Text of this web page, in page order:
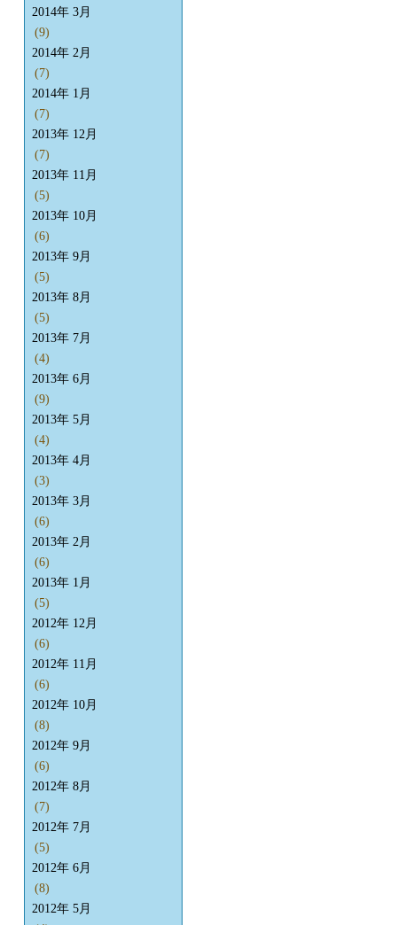
2014年 3月
(9)
2014年 2月
(7)
2014年 1月
(7)
2013年 12月
(7)
2013年 11月
(5)
2013年 10月
(6)
2013年 9月
(5)
2013年 8月
(5)
2013年 7月
(4)
2013年 6月
(9)
2013年 5月
(4)
2013年 4月
(3)
2013年 3月
(6)
2013年 2月
(6)
2013年 1月
(5)
2012年 12月
(6)
2012年 11月
(6)
2012年 10月
(8)
2012年 9月
(6)
2012年 8月
(7)
2012年 7月
(5)
2012年 6月
(8)
2012年 5月